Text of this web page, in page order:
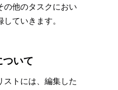
の他のタスクにおい
ていきます。
いて
ストには、編集した